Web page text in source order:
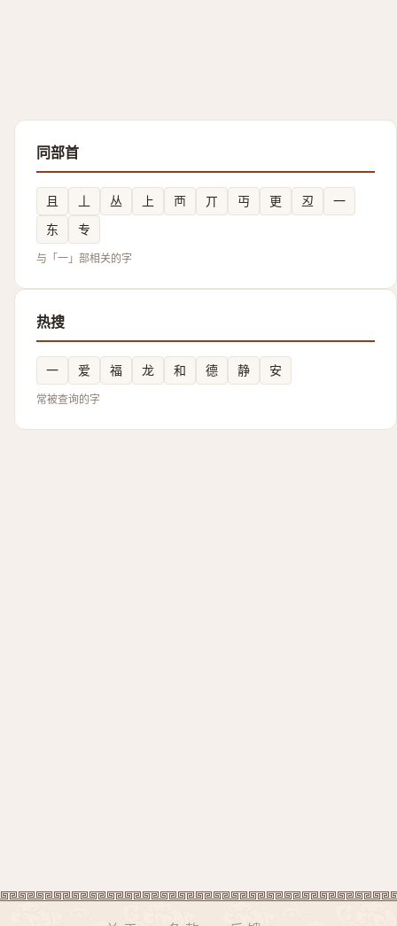
同部首
且 丄 丛 上 襾 丌 丏 更 丒
一
东
专
与「一」部相关的字
热搜
一 爱 福 龙 和 德 静 安
常被查询的字